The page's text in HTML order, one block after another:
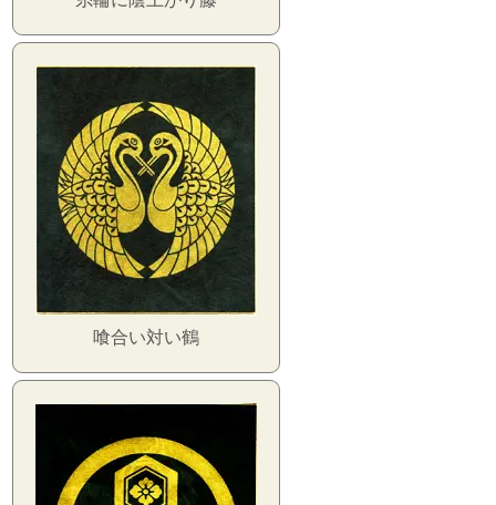
喰合い対い鶴